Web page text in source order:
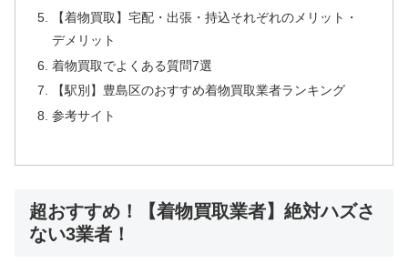
【着物買取】宅配・出張・持込それぞれのメリット・
デメリット
着物買取でよくある質問7選
【駅別】豊島区のおすすめ着物買取業者ランキング
参考サイト
超おすすめ！【着物買取業者】絶対ハズさ
ない3業者！